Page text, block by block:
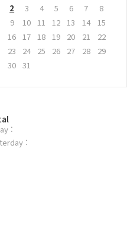
2
3 4 5 6 7
8
9
10 11 12 13 14
15
16 17 18 19 20 21
22
23
24 25 26 27 28
29
30 31
:
: